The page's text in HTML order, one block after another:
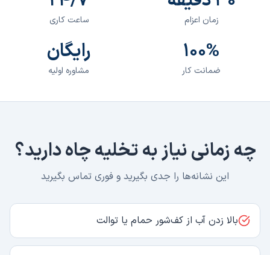
زمان اعزام ساعت کاری
۱۰۰%
ضمانت کار
رایگان
مشاوره اولیه
چه زمانی نیاز بهتخلیه چاهدارید؟
این نشانه‌ها را جدی بگیرید و فوری تماس بگیرید
بالا زدن آب از کف‌شور حمام یا توالت